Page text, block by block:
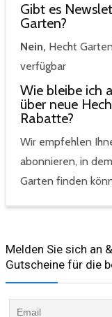
Gibt es
Garten?
Nein, Hecht
verfügbar
Wie bleibe ich
über neue
Rabatte?
Wir empfehlen
abonnieren, in
Garten finden
Melden Sie sich an
Gutscheine für die